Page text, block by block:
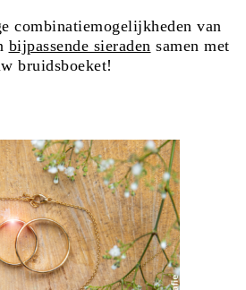
combinatiemogelijkheden van
bijpassende sieraden samen met
bruidsboeket!